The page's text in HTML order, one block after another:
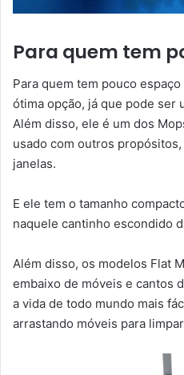
Para quem tem
Para quem tem pouco
ótima opção, já que pode ser
Além disso, ele é um dos
usado com outros
janelas.
E ele tem o tamanho
naquele cantinho escondido
Além disso, os modelos Flat
embaixo de móveis e cantos
a vida de todo mundo mais
arrastando móveis para